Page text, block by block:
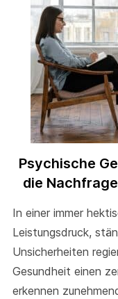
Psychische
die
In einer immer
Leistungsdruck,
Unsicherheiten
Gesundheit einen
erkennen